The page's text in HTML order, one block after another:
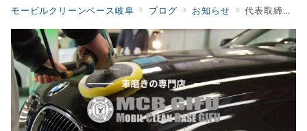
代表取締役交代のお知らせ
カーフィルムキャンペーン実施中！
モービルクリーンベース岐阜 ブログ お知らせ 代表取締役交代のお知らせ